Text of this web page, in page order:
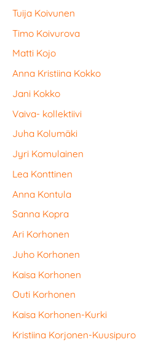
Tuija Koivunen
Timo Koivurova
Matti Kojo
Anna Kristiina Kokko
Jani Kokko
Vaiva- kollektiivi
Juha Kolumäki
Jyri Komulainen
Lea Konttinen
Anna Kontula
Sanna Kopra
Ari Korhonen
Juho Korhonen
Kaisa Korhonen
Outi Korhonen
Kaisa Korhonen-Kurki
Kristiina Korjonen-Kuusipuro